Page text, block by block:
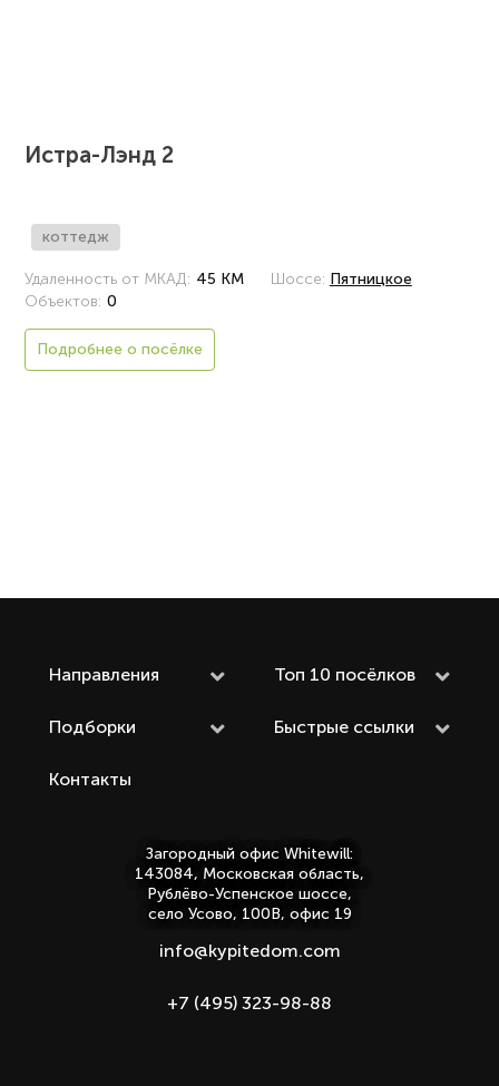
Истра-Лэнд 2
коттедж
Удаленность от МКАД: 45 КМ Шоссе: Пятницкое
Объектов: 0
Подробнее о посёлке
Направления Топ 10 посёлков
Подборки Быстрые ссылки
Контакты
Загородный офис Whitewill:
143084, Московская область,
Рублёво-Успенское шоссе,
село Усово, 100В, офис 19
info@kypitedom.com
+7 (495) 323-98-88